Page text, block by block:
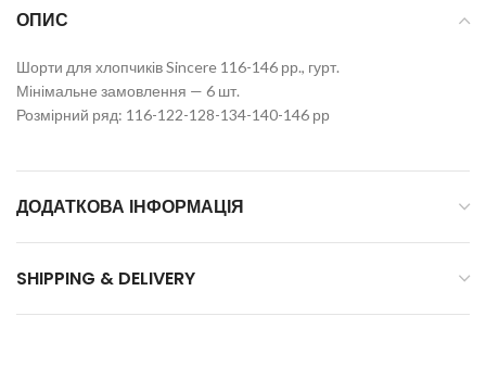
ОПИС
Шорти для хлопчиків Sincere 116-146 рр., гурт.
Мінімальне замовлення — 6 шт.
Розмірний ряд: 116-122-128-134-140-146 рр
ДОДАТКОВА ІНФОРМАЦІЯ
SHIPPING & DELIVERY